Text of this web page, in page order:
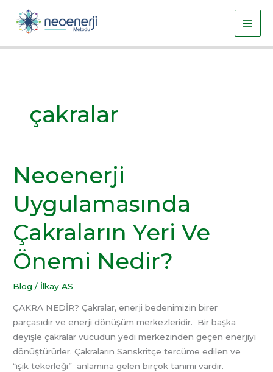
Ana
çakralar
Neoenerji
Uygulamasında
Çakraların Yeri Ve
Önemi Nedir?
Blog / İlkay AS
ÇAKRA NEDİR? Çakralar, enerji bedenimizin birer
parçasıdır ve enerji dönüşüm merkezleridir. Bir başka
deyişle çakralar vücudun yedi merkezinden geçen enerjiyi
dönüştürürler. Çakraların Sanskritçe tercüme edilen ve
“ışık tekerleği” anlamına gelen birçok tanımı vardır.
Neoenerji
Uygulamasında
Çakraların
Yeri
Ve
Önemi
Nedir?